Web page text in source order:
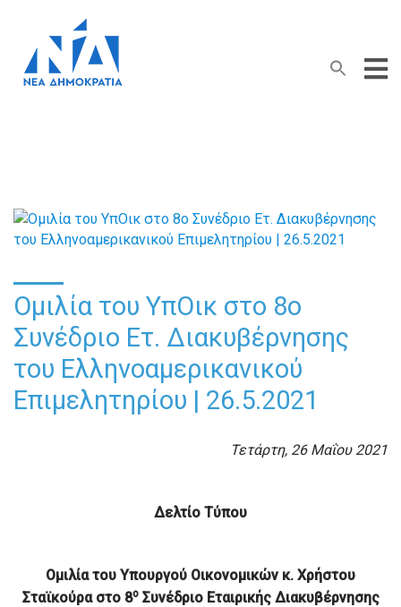
Search
for:
Search Button
Ομιλία του ΥπΟικ στο 8ο
Συνέδριο Ετ. Διακυβέρνησης
του Ελληνοαμερικανικού
Επιμελητηρίου | 26.5.2021
Τετάρτη, 26 Μαΐου 2021
Δελτίο Τύπου
Ομιλία του Υπουργού Οικονομικών κ. Χρήστου
Σταϊκούρα στο 8οΣυνέδριο Εταιρικής Διακυβέρνησης